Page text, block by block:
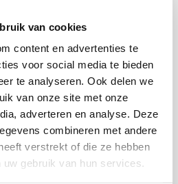
van cookies
content en advertenties te
voor social media te bieden
te analyseren. Ook delen we
van onze site met onze
adverteren en analyse. Deze
combineren met andere
verstrekt of die ze hebben
gebruik van hun services.
van de eigen werkgever,
beschrijft de regelingen
gebruik kunnen maken.
kunnen
of verschil van mening. In
staat hoe mensen
beroep kunnen aantekenen
eens zijn.